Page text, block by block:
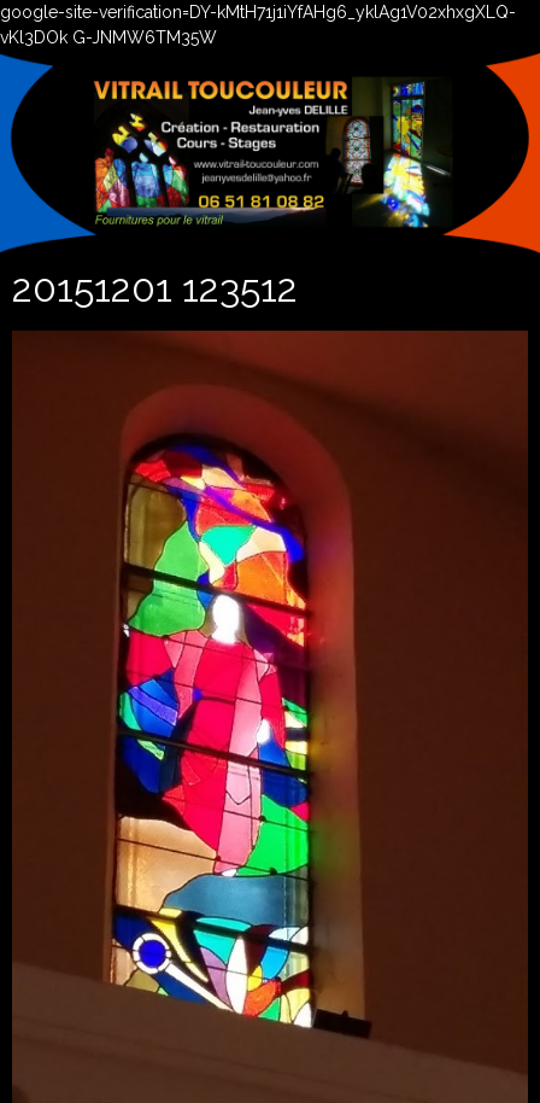
google-site-verification=DY-kMtH71j1iYfAHg6_yklAg1V02xhxgXLQ-
vKl3DOk G-JNMW6TM35W
20151201 123512